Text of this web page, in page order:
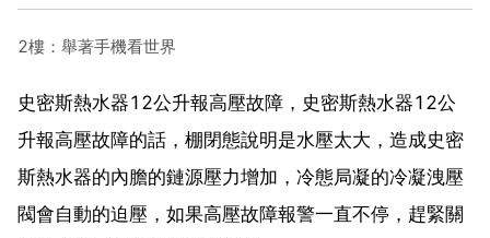
2樓：舉著手機看世界
史密斯熱水器12公升報高壓故障，史密斯熱水器12公
升報高壓故障的話，棚閉態說明是水壓太大，造成史密
斯熱水器的內膽的鏈源壓力增加，冷態局凝的冷凝洩壓
閥會自動的迫壓，如果高壓故障報警一直不停，趕緊關